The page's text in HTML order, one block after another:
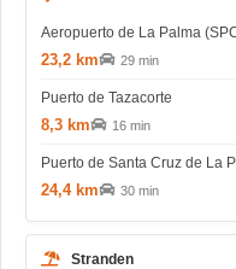
Aeropuerto de La Palma
23,2 km 29 min
Puerto de Tazacorte
8,3 km 16 min
Puerto de Santa Cruz de La
24,4 km 30 min
Stranden